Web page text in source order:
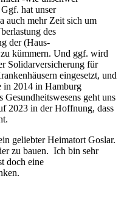
hat unser
auch mehr Zeit sich um
des
der (Haus-
kümmern. Und ggf. wird
Solidarversicherung für
eingesetzt, und
in 2014 in Hamburg
geht uns
2023 in der Hoffnung, dass
geliebter Heimatort Goslar.
zu bauen. Ich bin sehr
doch eine